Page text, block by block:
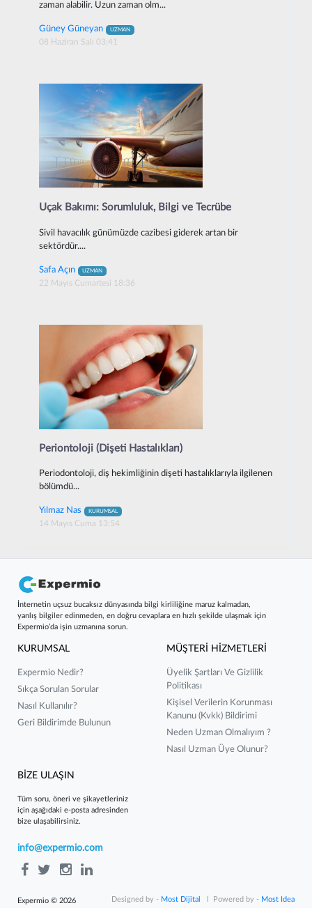
zaman alabilir. Uzun zaman olm...
Güney Güneyan UZMAN
08 Haziran Salı 03:41
Uçak Bakımı: Sorumluluk, Bilgi ve Tecrübe
Sivil havacılık günümüzde cazibesi giderek artan bir
sektördür....
Safa Açın UZMAN
22 Mayıs Cumartesi 18:36
Periontoloji (Dişeti Hastalıkları)
Periodontoloji, diş hekimliğinin dişeti hastalıklarıyla ilgilenen
bölümdü...
Yılmaz Nas KURUMSAL
14 Mayıs Cuma 13:54
İnternetin uçsuz bucaksız dünyasında bilgi kirliliğine maruz kalmadan,
yanlış bilgiler edinmeden, en doğru cevaplara en hızlı şekilde ulaşmak için
Expermio’da işin uzmanına sorun.
KURUMSAL
Expermio Nedir?
Sıkça Sorulan Sorular
Nasıl Kullanılır?
Geri Bildirimde Bulunun
MÜŞTERİ HİZMETLERİ
Üyelik Şartları Ve Gizlilik
Politikası
Kişisel Verilerin Korunması
Kanunu (kvkk) Bildirimi
Neden Uzman Olmalıyım ?
Nasıl Uzman Üye Olunur?
BİZE ULAŞIN
Tüm soru, öneri ve şikayetleriniz
için aşağıdaki e-posta adresinden
bize ulaşabilirsiniz.
info@expermio.com
Expermio © 2026 l Powered by - Most Idea
Designed by - Most Dijital